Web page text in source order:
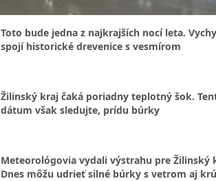
Toto bude jedna z najkrajších nocí leta.
spojí historické drevenice s vesmírom
Žilinský kraj čaká poriadny teplotný šok.
dátum však sledujte, prídu búrky
Meteorológovia vydali výstrahu pre Žilinský
Dnes môžu udrieť silné búrky s vetrom aj